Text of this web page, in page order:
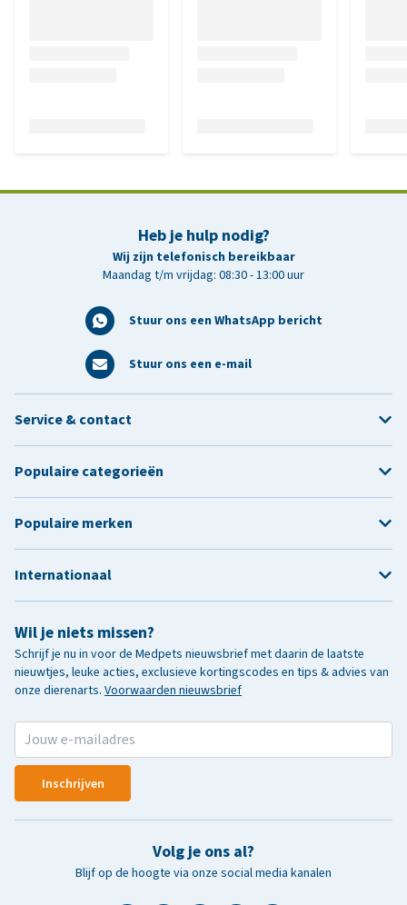
Heb je hulp nodig?
Wij zijn telefonisch bereikbaar
Maandag t/m vrijdag: 08:30 - 13:00 uur
Stuur ons een WhatsApp bericht
Stuur ons een e-mail
Wil je niets missen?
Schrijf je nu in voor de Medpets nieuwsbrief met daarin de laatste
nieuwtjes, leuke acties, exclusieve kortingscodes en tips & advies van
onze dierenarts. Voorwaarden nieuwsbrief
Inschrijven
Volg je ons al?
Blijf op de hoogte via onze social media kanalen
Service & contact
Populaire categorieën
Populaire merken
Internationaal